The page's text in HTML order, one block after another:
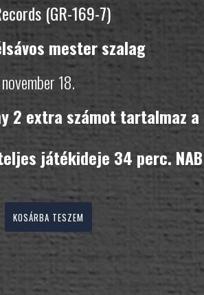
(GR-169-7)
mester szalag
18.
2 extra számot tartalmaz a
játékideje 34 perc.
KOSÁRBA TESZEM